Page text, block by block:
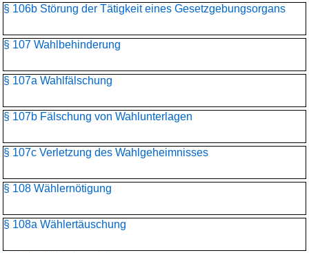
§ 106b Störung der Tätigkeit eines Gesetzgebungsorgans
§ 107 Wahlbehinderung
§ 107a Wahlfälschung
§ 107b Fälschung von Wahlunterlagen
§ 107c Verletzung des Wahlgeheimnisses
§ 108 Wählernötigung
§ 108a Wählertäuschung